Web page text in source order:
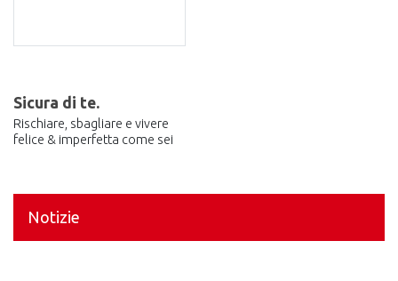
Sicura di te.
Rischiare, sbagliare e vivere
felice & imperfetta come sei
Notizie